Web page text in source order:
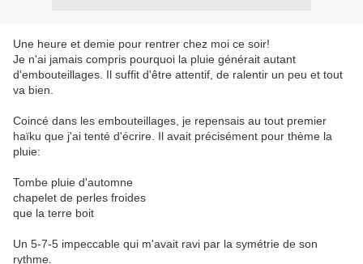
Une heure et demie pour rentrer chez moi ce soir!
Je n'ai jamais compris pourquoi la pluie générait autant
d'embouteillages. Il suffit d'être attentif, de ralentir un peu et tout
va bien.
Coincé dans les embouteillages, je repensais au tout premier
haïku que j'ai tenté d'écrire. Il avait précisément pour thème la
pluie:
Tombe pluie d'automne
chapelet de perles froides
que la terre boit
Un 5-7-5 impeccable qui m'avait ravi par la symétrie de son
rythme.